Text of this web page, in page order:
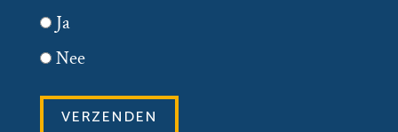
Ja
Nee
VERZENDEN